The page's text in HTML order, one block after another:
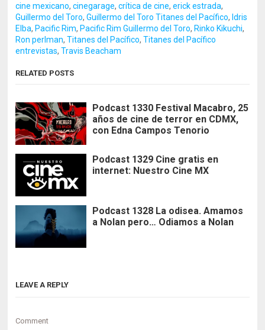
cine mexicano,cinegarage,crítica de cine,erick estrada,
Guillermo del Toro,Guillermo del Toro Titanes del Pacífico, Idris
Elba, Pacific Rim, Pacific Rim Guillermo del Toro, Rinko Kikuchi,
Ron perlman,Titanes del Pacífico,Titanes del Pacífico
entrevistas,Travis Beacham
RELATED POSTS
Podcast 1330 Festival Macabro, 25
años de cine de terror en CDMX,
con Edna Campos Tenorio
Podcast 1329 Cine gratis en
internet: Nuestro Cine MX
Podcast 1328 La odisea. Amamos
a Nolan pero… Odiamos a Nolan
LEAVE A REPLY
Comment